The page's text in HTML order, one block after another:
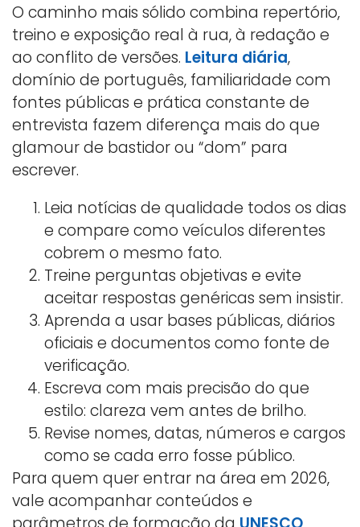
O caminho mais sólido combina repertório,
treino e exposição real à rua, à redação e
ao conflito de versões. Leitura diária,
domínio de português, familiaridade com
fontes públicas e prática constante de
entrevista fazem diferença mais do que
glamour de bastidor ou “dom” para
escrever.
Leia notícias de qualidade todos os dias
e compare como veículos diferentes
cobrem o mesmo fato.
Treine perguntas objetivas e evite
aceitar respostas genéricas sem insistir.
Aprenda a usar bases públicas, diários
oficiais e documentos como fonte de
verificação.
Escreva com mais precisão do que
estilo: clareza vem antes de brilho.
Revise nomes, datas, números e cargos
como se cada erro fosse público.
Para quem quer entrar na área em 2026,
vale acompanhar conteúdos e